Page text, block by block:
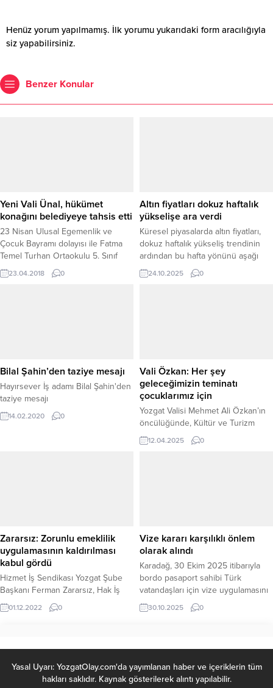
Henüz yorum yapılmamış. İlk yorumu yukarıdaki form aracılığıyla
siz yapabilirsiniz.
Benzer Konular
Yeni Vali Ünal, hükümet
konağını belediyeye tahsis etti
23 Nisan Ulusal Egemenlik ve
Çocuk Bayramı dolayısı ile Fatma
Temel Turhan Ortaokulu 5. Sınıf
öğrencisi Ömer Utku Ünal, Yozgat
Valisi Kemal Yurtnaç’ın makamına
23.04.2018 0
Altın fiyatları dokuz haftalık
yükselişe ara verdi
Küresel piyasalarda altın fiyatları,
dokuz haftalık yükseliş trendinin
ardından bu hafta yönünü aşağı
çevirdi. Ons altın, haftalık bazda
yaklaşık %3,25 değer kaybıyla 4.110
dolar seviyesinde...
24.10.2025 0
Bilal Şahin’den taziye mesajı
Hayırsever İş adamı Bilal Şahin'den
taziye mesajı
14.02.2020 0
Vali Özkan: Her şey
geleceğimizin teminatı
çocuklarımız için
Yozgat Valisi Mehmet Ali Özkan’ın
öncülüğünde, Kültür ve Turizm
Bakanlığı ile Yozgat Valiliği iş
birliğinde her ilçeye kazandırılan
çocuklarımız ve gençlerimiz
için.”dedi. Vali Mehmet Ali Özkan,
yaptığı...
12.04.2025 0
Zararsız: Zorunlu emeklilik
uygulamasının kaldırılması
kabul gördü
Hizmet İş Sendikası Yozgat Şube
Başkanı Ferman Zararsız, Hak İş
Konfederasyonu ve Hizmet İş
Sendikası Genel Başkanı Mahmut
kadroya geçirilen işçilerin zorunlu
emekli edilmesi uygulamasının
kaldırılmasıyla ilgili talebinin kabul
01.12.2022 0
Vize kararı karşılıklı önlem
olarak alındı
Karadağ, 30 Ekim 2025 itibarıyla
bordo pasaport sahibi Türk
vatandaşları için vize uygulamasını
resmen başlattı. Karar, iki ülke
arasında önceki vize muafiyeti
Podgoritsa Büyükelçiliği, Karadağ
Dışişleri Bakanlığı’nın kararı
doğrultusunda vize muafiyetinin
30.10.2025 0
Yasal Uyarı: YozgatOlay.com'da yayımlanan haber ve içeriklerin tüm
hakları saklıdır. Kaynak gösterilerek alıntı yapılabilir.